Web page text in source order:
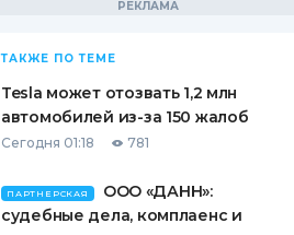
ТАКЖЕ ПО ТЕМЕ
Tesla может отозвать 1,2 млн
автомобилей из-за 150 жалоб
Сегодня 01:18 781
ПАРТНЕРСКАЯ
ООО «ДАНН»:
судебные дела, комплаенс и